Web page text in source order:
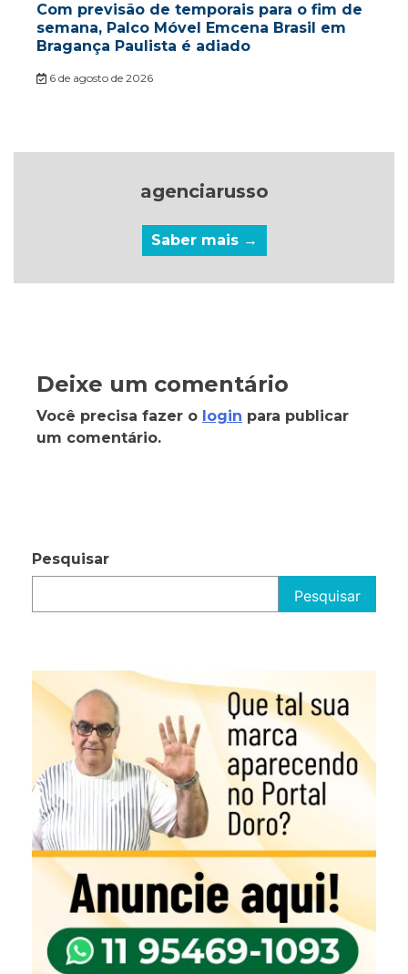
Com previsão de temporais para o fim de
semana, Palco Móvel Emcena Brasil em
Bragança Paulista é adiado
6 de agosto de 2026
agenciarusso
Saber mais →
Deixe um comentário
Você precisa fazer o login para publicar
um comentário.
Pesquisar
Pesquisar